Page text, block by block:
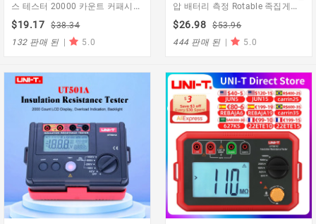
스 테스터 20000 카운트 커패시턴
Usb 전원 백 라이트
$19.17
$38.34
132 판매 된 | 5.0
압 배터리 측정 Rotable 족집게
시터 테스터
$26.98
$53.96
444 판매 된 | 5.0